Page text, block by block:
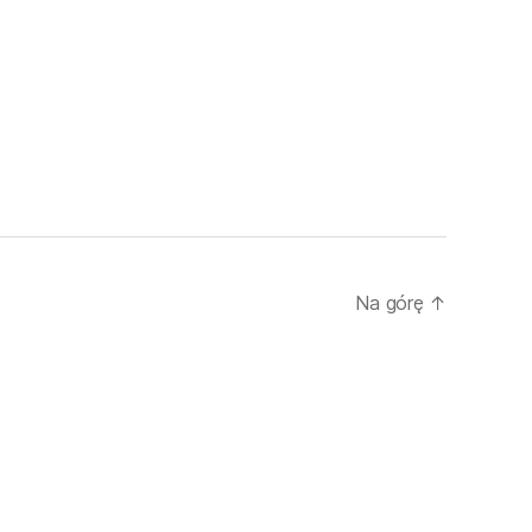
Na górę ↑